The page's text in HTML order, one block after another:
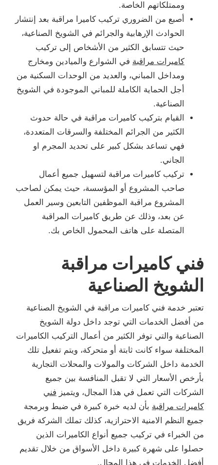
وممتلكاتهم الخاصة.
أصبع من الضروري تركيب كاميرا مراقبة بعد إنتشار
الحوادث الإرهابية والجرائم في الشويخ الصناعية،
حيث تتسابق الكثير من الأشخاص إلى تركيب
كاميرات مراقبة في الشوارع والميادين ومخارج
ومداخل المباني، والعديد من الوحدات السكنية من
أجل الحماية الكاملة للمباني الموجودة في الشويخ
الصناعية.
القيام بتركيب كاميرات مراقبة في حالة حدوث
الكثير من الجرائم المختلفة والسرقات المتعددة،
فهي تساعد بشكل كبير على تحديد المجرم او
الجاني.
تركيب كاميرات مراقبة لتسهيل جميع أعمال
صاحب المشروع أو المؤسسة، حيث يمكن لصاحب
المشروع مراقبة الموظفين التابعين وسير العمل
عن بعد، وذلك عن طريق كاميرات المراقبة
المتصلة على هاتف المحمول الخاص بك.
فني كاميرات مراقبة
الشويخ الصناعية
تعتبر خدمة فني كاميرات مراقبة في الشويخ الصناعية
من أفضل الخدمات التي توجد داخل دولة الشويخ
الصناعية والتي توفر الكثير من أعمال التركيب الكاميرات
المختلفة سواء كانت ثابتة أو متحركة، ويتم تفعيل تلك
الخدمة داخل الشركات والمولات والمحلات التجارية
بأرخص الأسعار التي لا تقبل المنافسة بين جميع
الشركات التي تعمل في هذا المجال، ويتميز فني
كاميرات مراقبة بأن لديه خبرة كبيرة في ضبط وبرمجة
جميع النظم الامنية الاحترازية، كذلك تملك الشركة فريق
من الخبراء في تركيب جميع أنواع الكاميرات الذين
حصلوا على شهرة كبيرة داخل الأسواق من خلال تقديم
أفضل الخدمات في هذا المجال.